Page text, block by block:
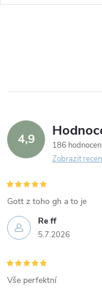
4,9
186
Zobrazit
Re ff
5.7.2026
Gott z toho gh a to je
Vše perfektní